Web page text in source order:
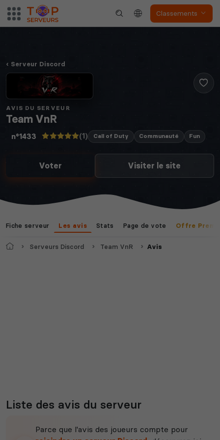
Classements
Myth of Empires
jeux disponibles
Serveur Discord
AVIS DU SERVEUR
Team VnR
n°1433 (1) Call of Duty Communauté Fun
Voter Visiter le site
Fiche serveur Les avis Stats Page de vote Offre
AccueilServeurs Discord Team VnR Avis
Liste des avis du serveur
Parce que l'avis des joueurs compte pour